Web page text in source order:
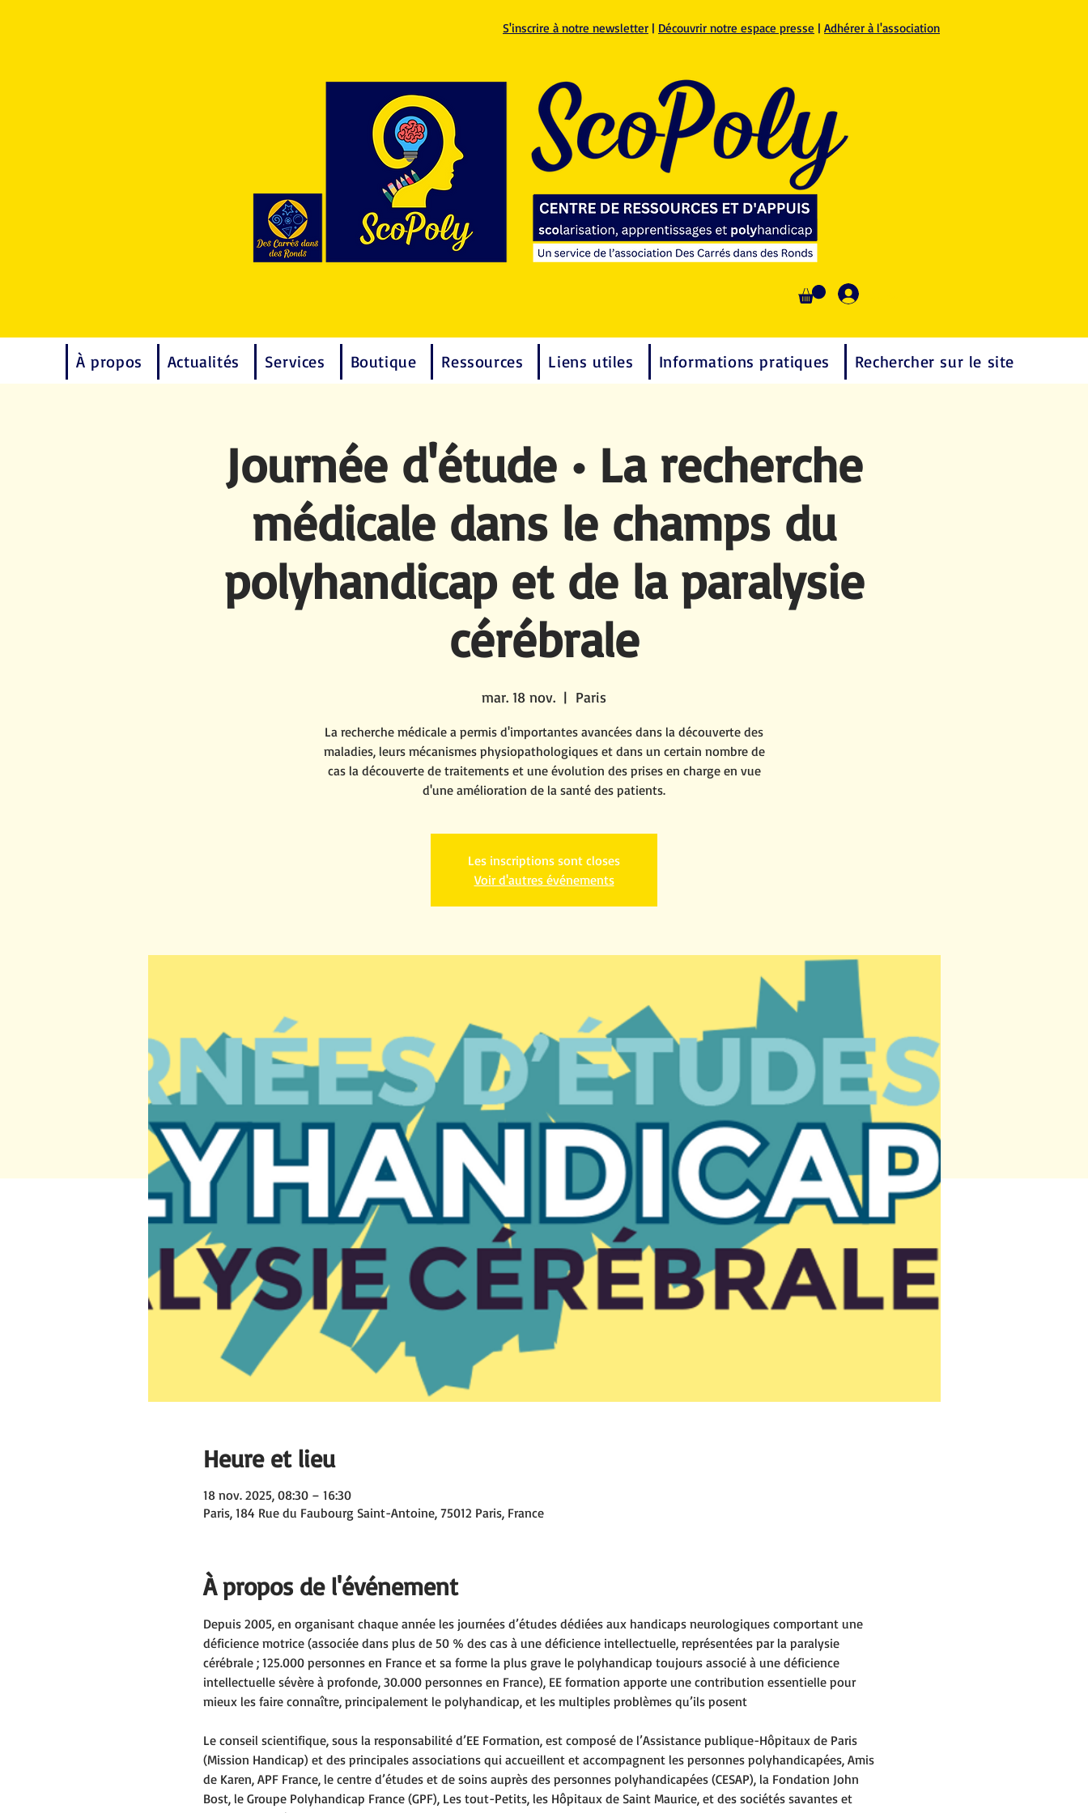
S'inscrire à notre newsletter | Découvrir notre espace presse | Adhérer à l'association
À propos Actualités Services Boutique Ressources Liens utiles Informations pratiques Rechercher sur le site
Journée d'étude • La recherche
médicale dans le champs du
polyhandicap et de la paralysie
cérébrale
mar. 18 nov.
  |
Paris
La recherche médicale a permis d'importantes avancées dans la découverte des
maladies, leurs mécanismes physiopathologiques et dans un certain nombre de
cas la découverte de traitements et une évolution des prises en charge en vue
d'une amélioration de la santé des patients.
Les inscriptions sont closes
Voir d'autres événements
Heure et lieu
18 nov. 2025, 08:30 – 16:30
Paris, 184 Rue du Faubourg Saint-Antoine, 75012 Paris, France
À propos de l'événement
Depuis 2005, en organisant chaque année les journées d’études dédiées aux handicaps neurologiques comportant une
déficience motrice (associée dans plus de 50 % des cas à une déficience intellectuelle, représentées par la paralysie
cérébrale ; 125.000 personnes en France et sa forme la plus grave le polyhandicap toujours associé à une déficience
intellectuelle sévère à profonde, 30.000 personnes en France), EE formation apporte une contribution essentielle pour
mieux les faire connaître, principalement le polyhandicap, et les multiples problèmes qu’ils posent
Le conseil scientifique, sous la responsabilité d’EE Formation, est composé de l’Assistance publique-Hôpitaux de Paris
(Mission Handicap) et des principales associations qui accueillent et accompagnent les personnes polyhandicapées, Amis
de Karen, APF France, le centre d’études et de soins auprès des personnes polyhandicapées (CESAP), la Fondation John
Bost, le Groupe Polyhandicap France (GPF), Les tout-Petits, les Hôpitaux de Saint Maurice, et des sociétés savantes et